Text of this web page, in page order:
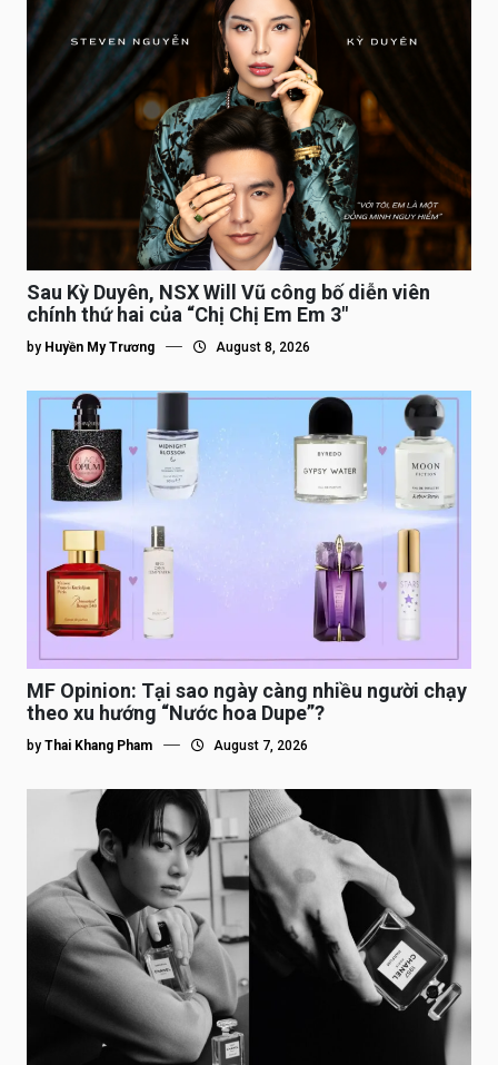
Sau Kỳ Duyên, NSX Will Vũ công bố diễn viên
chính thứ hai của “Chị Chị Em Em 3″
by Huyền My Trương August 8, 2026
MF Opinion: Tại sao ngày càng nhiều người chạy
theo xu hướng “Nước hoa Dupe”?
by Thai Khang Pham August 7, 2026